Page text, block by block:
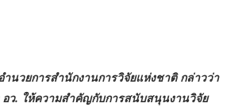
นวยการสำนักงานการวิจัยแห่งชาติ กล่าวว่า
อว. ให้ความสำคัญกับการสนับสนุนงานวิจัย